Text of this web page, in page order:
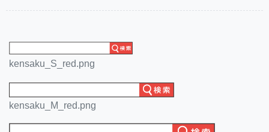
kensaku_S_red.png
kensaku_M_red.png